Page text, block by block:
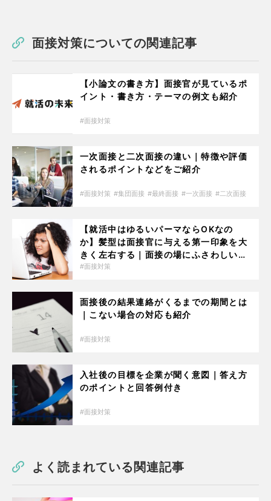
面接対策についての関連記事
【小論文の書き方】面接官が見ているポ
イント・書き方・テーマの例文も紹介
面接対策
一次面接と二次面接の違い｜特徴や評価
されるポイントなどをご紹介
面接対策 集団面接 最終面接 一次面接 二次面接
【就活中はゆるいパーマならOKなの
か】髪型は面接官に与える第一印象を大
きく左右する｜面接の場にふさわしい髪
型とは
面接対策
面接後の結果連絡がくるまでの期間とは
｜こない場合の対応も紹介
面接対策
入社後の目標を企業が聞く意図｜答え方
のポイントと回答例付き
面接対策
よく読まれている関連記事